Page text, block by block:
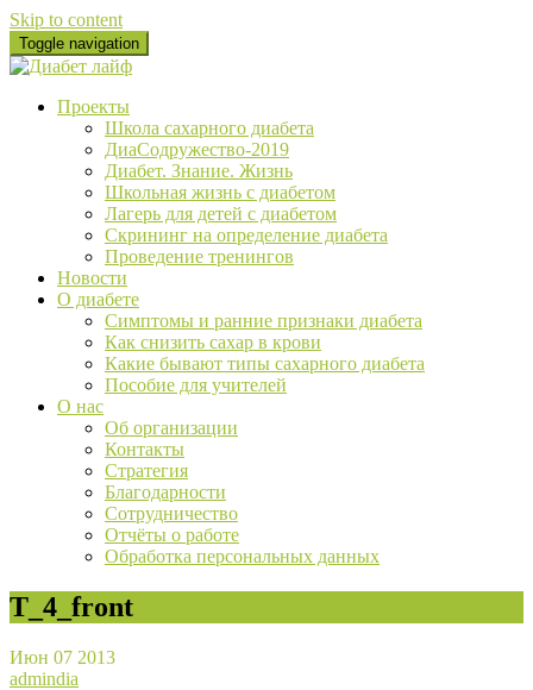
Skip to content
Toggle navigation
Проекты
Школа сахарного диабета
ДиаСодружество-2019
Диабет. Знание. Жизнь
Школьная жизнь с диабетом
Лагерь для детей с диабетом
Скрининг на определение диабета
Проведение тренингов
Новости
О диабете
Cимптомы и ранние признаки диабета
Как снизить сахар в крови
Какие бывают типы сахарного диабета
Пособие для учителей
О нас
Об организации
Контакты
Стратегия
Благодарности
Сотрудничество
Отчёты о работе
Обработка персональных данных
T_4_front
Июн 07 2013
admindia